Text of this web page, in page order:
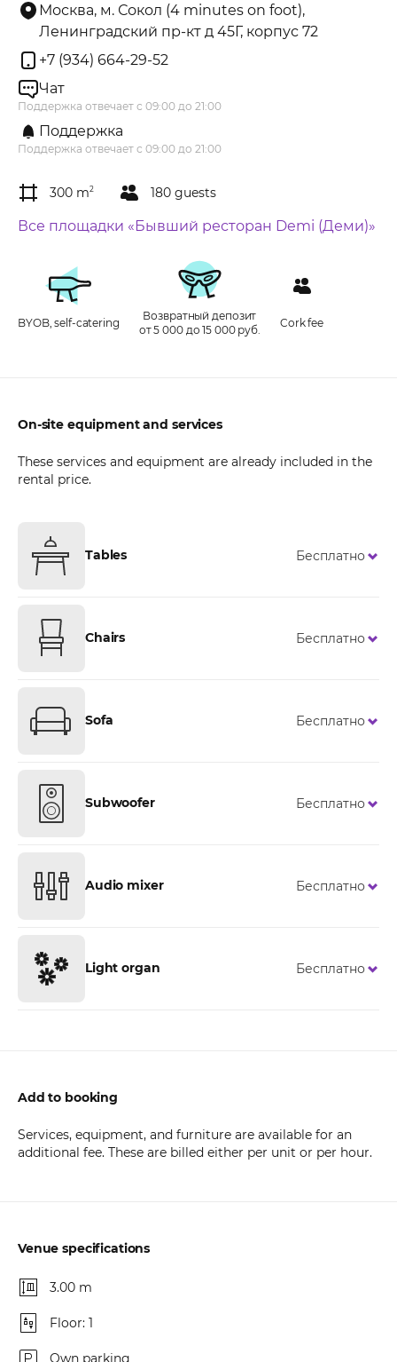
Москва, м. Сокол (4 minutes on foot),
Ленинградский пр-кт д 45Г, корпус 72
+7 (934) 664-29-52
Чат
Поддержка отвечает с 09:00 до 21:00
Поддержка
Поддержка отвечает с 09:00 до 21:00
300 m2 180 guests
Все площадки «Бывший ресторан Demi (Деми)»
BYOB, self-catering
Возвратный депозит
от 5 000 до 15 000 руб.
Cork fee
On-site equipment and services
These services and equipment are already included in the
rental price.
Tables Бесплатно
Chairs Бесплатно
Sofa Бесплатно
Subwoofer Бесплатно
Audio mixer Бесплатно
Light organ Бесплатно
Add to booking
Services, equipment, and furniture are available for an
additional fee. These are billed either per unit or per hour.
Venue specifications
3.00 m
Floor: 1
Own parking